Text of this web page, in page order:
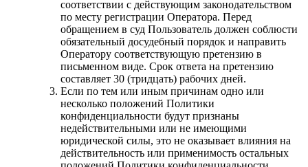
соответствии с действующим законодательством
по месту регистрации Оператора. Перед
обращением в суд Пользователь должен соблюсти
обязательный досудебный порядок и направить
Оператору соответствующую претензию в
письменном виде. Срок ответа на претензию
составляет 30 (тридцать) рабочих дней.
Если по тем или иным причинам одно или
несколько положений Политики
конфиденциальности будут признаны
недействительными или не имеющими
юридической силы, это не оказывает влияния на
действительность или применимость остальных